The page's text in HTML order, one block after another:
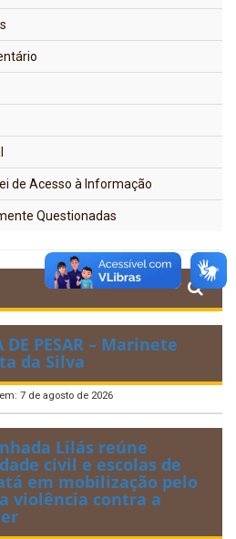
de Acesso à Informação
Questionadas
DE PESAR – Marinete
da Silva
7 de agosto de 2026
Lilás reúne
civil e escolas de
em mobilização pelo
violência contra a